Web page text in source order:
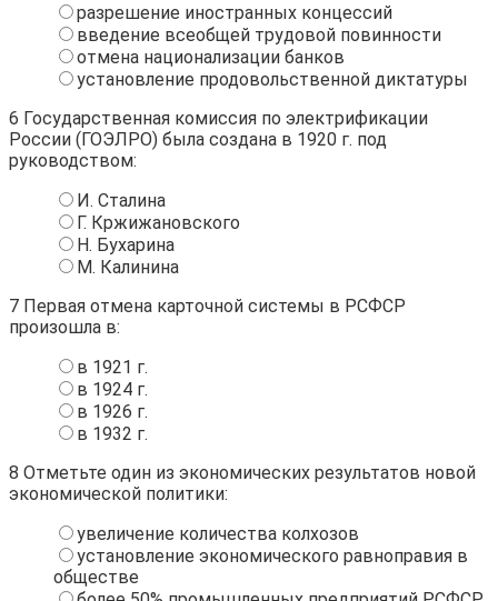
разрешение иностранных концессий
введение всеобщей трудовой повинности
отмена национализации банков
установление продовольственной диктатуры
6 Государственная комиссия по электрификации
России (ГОЭЛРО) была создана в 1920 г. под
руководством:
И. Сталина
Г. Кржижановского
Н. Бухарина
М. Калинина
7 Первая отмена карточной системы в РСФСР
произошла в:
в 1921 г.
в 1924 г.
в 1926 г.
в 1932 г.
8 Отметьте один из экономических результатов новой
экономической политики:
увеличение количества колхозов
установление экономического равноправия в
обществе